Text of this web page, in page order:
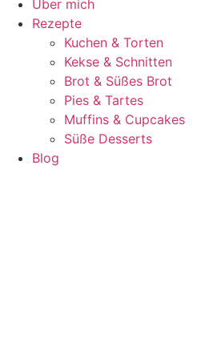
Über mich
Rezepte
Kuchen & Torten
Kekse & Schnitten
Brot & Süßes Brot
Pies & Tartes
Muffins & Cupcakes
Süße Desserts
Blog